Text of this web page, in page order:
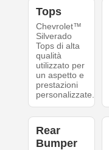
Tops
Chevrolet™
Silverado
Tops di alta
qualità
utilizzato per
un aspetto e
prestazioni
personalizzate.
Rear
Bumper